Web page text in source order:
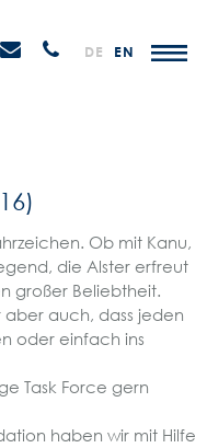
Email Anrufen
DE EN
Ob mit Kanu,
die Alster erfreut
großer Beliebtheit.
auch, dass jeden
oder einfach ins
Task Force gern
haben wir mit Hilfe